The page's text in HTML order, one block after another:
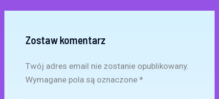
Zostaw komentarz
Twój adres email nie zostanie opublikowany.
Wymagane pola są oznaczone *